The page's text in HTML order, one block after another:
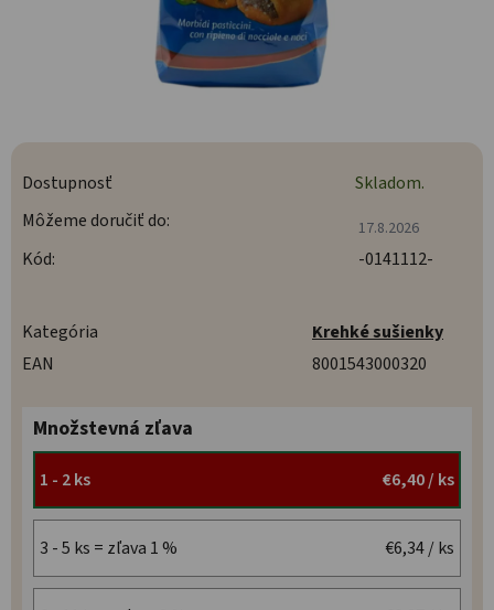
Dostupnosť
Skladom.
Môžeme doručiť do:
17.8.2026
Kód: -0141112-
Kategória
Krehké sušienky
EAN
8001543000320
Množstevná zľava
1 - 2 ks €6,40/ ks
3 - 5 ks = zľava 1 % €6,34/ ks